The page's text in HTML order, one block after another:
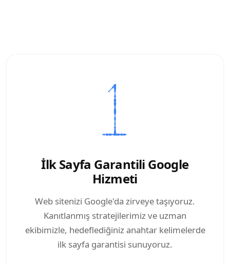
İlk Sayfa Garantili Google
Hizmeti
Web sitenizi Google'da zirveye taşıyoruz.
Kanıtlanmış stratejilerimiz ve uzman
ekibimizle, hedeflediğiniz anahtar kelimelerde
ilk sayfa garantisi sunuyoruz.